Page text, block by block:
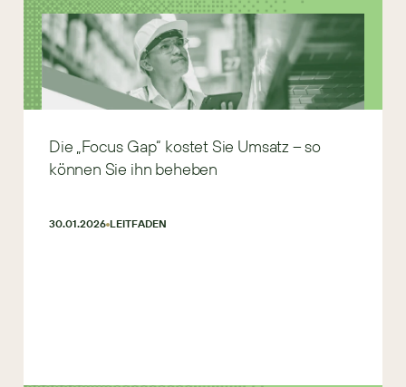
Die „Focus Gap“ kostet Sie Umsatz – so
können Sie ihn beheben
30.01.2026 LEITFADEN